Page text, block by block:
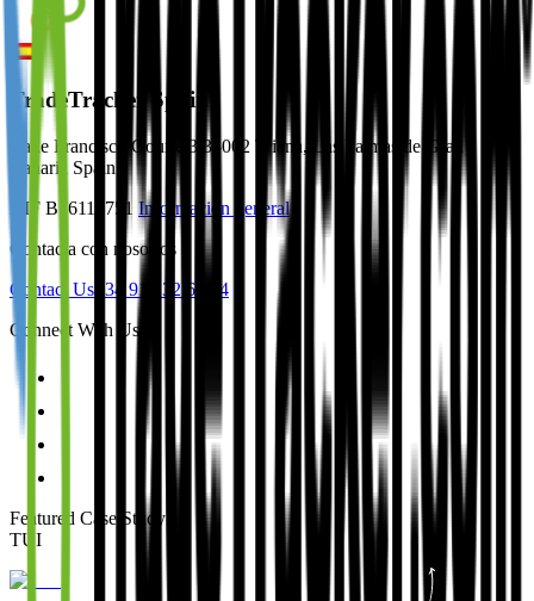
TradeTracker Spain
Calle Francisco Gourié 3 35002 Triana, Las Palmas de Gran
Canaria Spain
NIF B76118751 Información general
Contacta con nosotros
Contact Us +34 910 32 64 94
Connect With Us
Featured Case Study
TUI